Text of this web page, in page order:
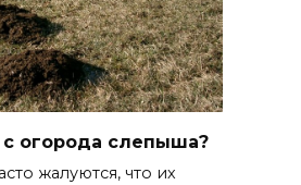
с огорода слепыша?
жалуются, что их